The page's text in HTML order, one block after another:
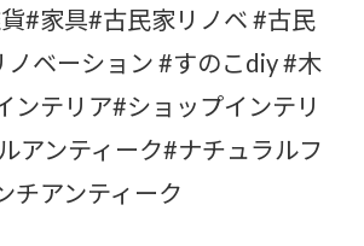
#家具#古民家リノベ#古民
ベーション#すのこdiy#木
ンテリア#ショップインテリ
アンティーク#ナチュラルフ
チアンティーク